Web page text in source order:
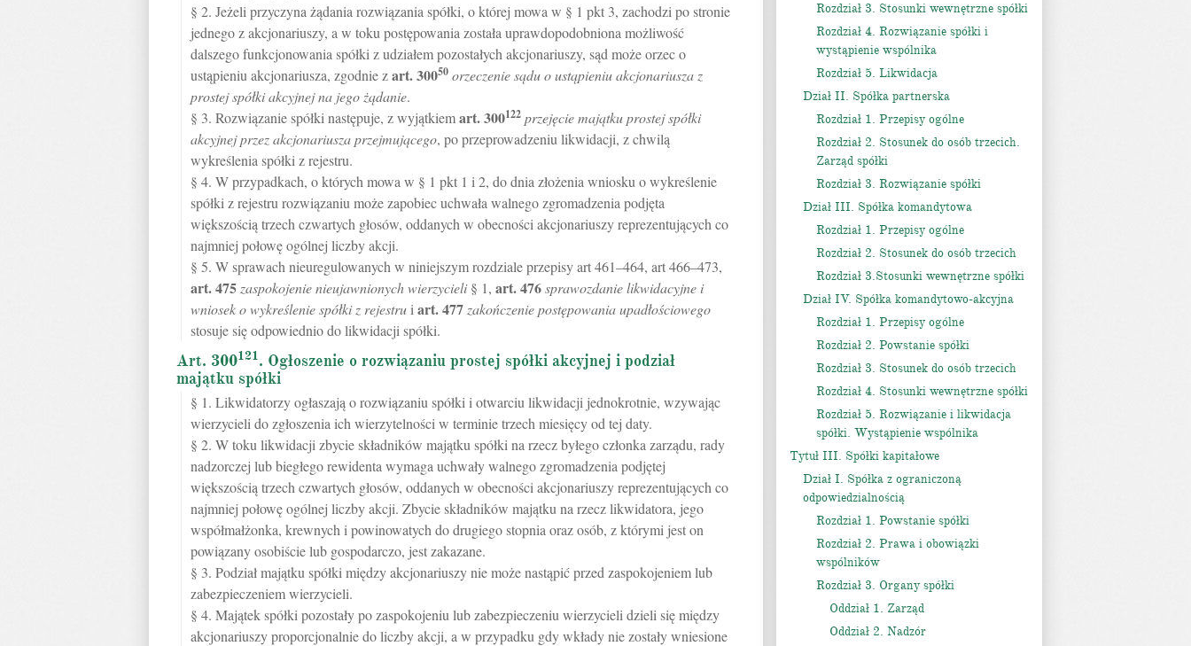
§ 2. Jeżeli przyczyna żądania rozwiązania spółki, o której mowa w § 1 pkt 3, zachodzi po stronie
jednego z akcjonariuszy, a w toku postępowania została uprawdopodobniona możliwość
dalszego funkcjonowania spółki z udziałem pozostałych akcjonariuszy, sąd może orzec o
ustąpieniu akcjonariusza, zgodnie zart.30050 orzeczenie sądu o ustąpieniu akcjonariusza z
prostej spółki akcyjnej na jego żądanie.
§ 3. Rozwiązanie spółki następuje, z wyjątkiemart.300122 przejęcie majątku prostej spółki
akcyjnej przez akcjonariusza przejmującego, po przeprowadzeniu likwidacji, z chwilą
wykreślenia spółki z rejestru.
§ 4. W przypadkach, o których mowa w § 1 pkt 1 i 2, do dnia złożenia wniosku o wykreślenie
spółki z rejestru rozwiązaniu może zapobiec uchwała walnego zgromadzenia podjęta
większością trzech czwartych głosów, oddanych w obecności akcjonariuszy reprezentujących co
najmniej połowę ogólnej liczby akcji.
§ 5. W sprawach nieuregulowanych w niniejszym rozdziale przepisy art 461–464, art 466–473,
art.475 zaspokojenie nieujawnionych wierzycieli§ 1, art.476sprawozdanie likwidacyjne i
wniosek o wykreślenie spółki z rejestru i art.477 zakończenie postępowania upadłościowego
stosuje się odpowiednio do likwidacji spółki.
Art. 300121. Ogłoszenie o rozwiązaniu prostej spółki akcyjnej i podział
majątku spółki
§ 1. Likwidatorzy ogłaszają o rozwiązaniu spółki i otwarciu likwidacji jednokrotnie, wzywając
wierzycieli do zgłoszenia ich wierzytelności w terminie trzech miesięcy od tej daty.
§ 2. W toku likwidacji zbycie składników majątku spółki na rzecz byłego członka zarządu, rady
nadzorczej lub biegłego rewidenta wymaga uchwały walnego zgromadzenia podjętej
większością trzech czwartych głosów, oddanych w obecności akcjonariuszy reprezentujących co
najmniej połowę ogólnej liczby akcji. Zbycie składników majątku na rzecz likwidatora, jego
współmałżonka, krewnych i powinowatych do drugiego stopnia oraz osób, z którymi jest on
powiązany osobiście lub gospodarczo, jest zakazane.
§ 3. Podział majątku spółki między akcjonariuszy nie może nastąpić przed zaspokojeniem lub
zabezpieczeniem wierzycieli.
§ 4. Majątek spółki pozostały po zaspokojeniu lub zabezpieczeniu wierzycieli dzieli się między
akcjonariuszy proporcjonalnie do liczby akcji, a w przypadku gdy wkłady nie zostały wniesione
Rozdział 3. Stosunki wewnętrzne spółki
Rozdział 4. Rozwiązanie spółki i
wystąpienie wspólnika
Rozdział 5. Likwidacja
Dział II. Spółka partnerska
Rozdział 1. Przepisy ogólne
Rozdział 2. Stosunek do osób trzecich.
Zarząd spółki
Rozdział 3. Rozwiązanie spółki
Dział III. Spółka komandytowa
Rozdział 1. Przepisy ogólne
Rozdział 2. Stosunek do osób trzecich
Rozdział 3.Stosunki wewnętrzne spółki
Dział IV. Spółka komandytowo-akcyjna
Rozdział 1. Przepisy ogólne
Rozdział 2. Powstanie spółki
Rozdział 3. Stosunek do osób trzecich
Rozdział 4. Stosunki wewnętrzne spółki
Rozdział 5. Rozwiązanie i likwidacja
spółki. Wystąpienie wspólnika
Tytuł III. Spółki kapitałowe
Dział I. Spółka z ograniczoną
odpowiedzialnością
Rozdział 1. Powstanie spółki
Rozdział 2. Prawa i obowiązki
wspólników
Rozdział 3. Organy spółki
Oddział 1. Zarząd
Oddział 2. Nadzór